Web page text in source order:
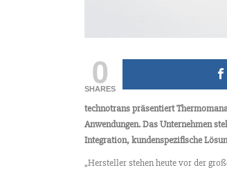
0
SHARES
technotrans präsentiert
Anwendungen. Das Unternehmen
Integration, kundenspezifische
„Hersteller stehen heute vor der